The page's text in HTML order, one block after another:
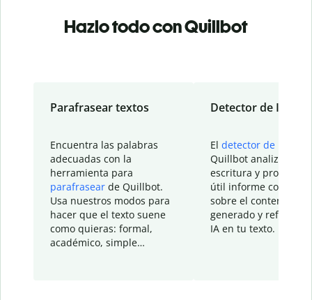
Hazlo todo con Quillbot
Parafrasear textos
Encuentra las palabras
adecuadas con la
herramienta para
parafrasear de Quillbot.
Usa nuestros modos para
hacer que el texto suene
como quieras: formal,
académico, simple…
Detector de IA
El detector de IA
Quillbot analiza tu
escritura y
útil informe con
sobre el contenido
generado y refinado
IA en tu texto.